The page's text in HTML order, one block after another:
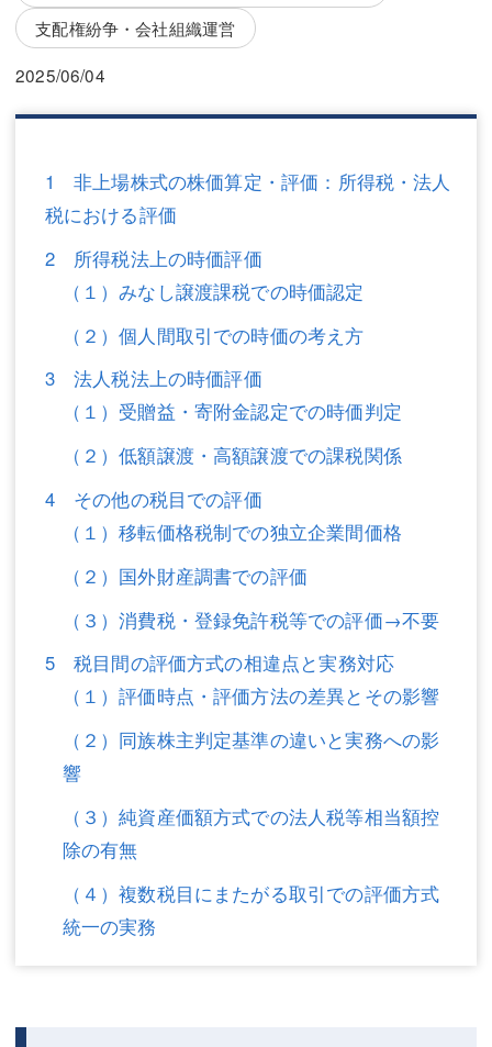
弁護士費用
不動産
相続・遺言
離婚（夫婦間トラブル）
企業法務
労働問題（解雇，残業等）
不動産登記
商業登記
調査・書面作成
東京事務所 (新宿・四谷)
埼玉事務所 (さいたま市)
川口事務所（埼玉県川口市）
不動産
相続・遺言
離婚（夫婦間トラブル）
企業法務
労働問題（解雇，残業等）
刑事弁護
商業登記
調査・書面作成
債務整理
マスコミ取材・実績
埼玉事務所 (さいたま市)
川口事務所（埼玉県川口市）
お問い合せフォーム
支配権紛争・会社組織運営
2025/06/04
1 非上場株式の株価算定・評価：所得税・法人
税における評価
2 所得税法上の時価評価
（１）みなし譲渡課税での時価認定
（２）個人間取引での時価の考え方
3 法人税法上の時価評価
（１）受贈益・寄附金認定での時価判定
（２）低額譲渡・高額譲渡での課税関係
4 その他の税目での評価
（１）移転価格税制での独立企業間価格
（２）国外財産調書での評価
（３）消費税・登録免許税等での評価→不要
5 税目間の評価方式の相違点と実務対応
（１）評価時点・評価方法の差異とその影響
（２）同族株主判定基準の違いと実務への影
響
（３）純資産価額方式での法人税等相当額控
除の有無
（４）複数税目にまたがる取引での評価方式
統一の実務